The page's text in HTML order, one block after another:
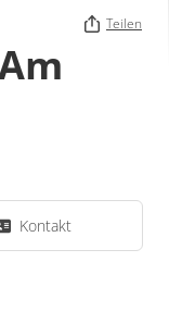
Teilen
Kontakt